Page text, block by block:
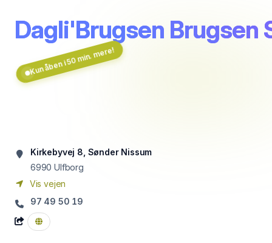
Dagli'Brugsen Brugsen
Kun åben i 50 min. mere!
Kirkebyvej 8, Sønder Nissum
6990 Ulfborg
Vis vejen
97 49 50 19